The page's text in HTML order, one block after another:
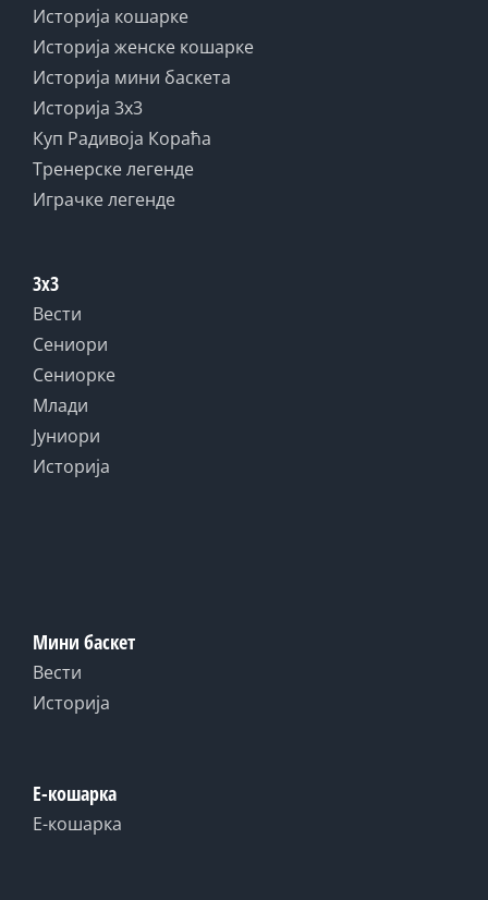
Историја кошарке
Историја женске кошарке
Историја мини баскета
Историја 3x3
Куп Радивоја Кораћа
Тренерске легенде
Играчке легенде
3x3
Вести
Сениори
Сениорке
Млади
Јуниори
Историја
Мини баскет
Вести
Историја
Е-кошарка
Е-кошарка